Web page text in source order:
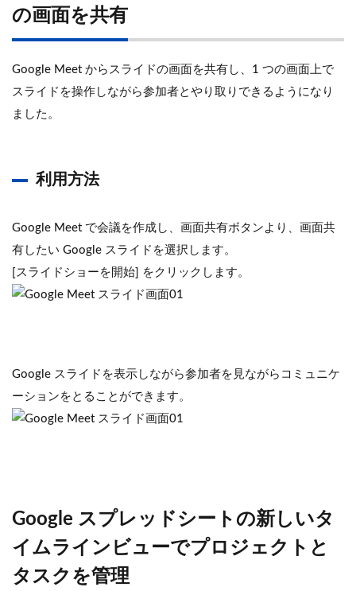
の画面を共有
Google Meet からスライドの画面を共有し、1 つの画面上で
スライドを操作しながら参加者とやり取りできるようになり
ました。
利用方法
Google Meet で会議を作成し、画面共有ボタンより、画面共
有したい Google スライドを選択します。
[スライドショーを開始] をクリックします。
Google スライドを表示しながら参加者を見ながらコミュニケ
ーションをとることができます。
Google スプレッドシートの新しいタ
イムラインビューでプロジェクトと
タスクを管理